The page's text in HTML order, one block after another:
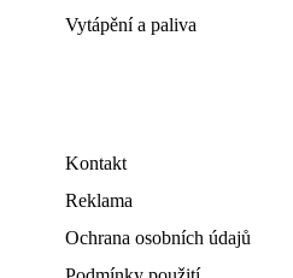
Vytápění a paliva
Kontakt
Reklama
Ochrana osobních údajů